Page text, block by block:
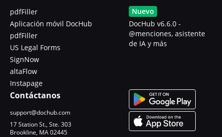
pdfFiller
Aplicación móvil DocHub
pdfFiller
US Legal Forms
SignNow
altaFlow
Instapage
Nuevo
DocHub v6.6.0 -
@menciones, asistente
de IA y más
Contáctanos
support@dochub.com
17 Station St., Ste. 303
Brookline, MA 02445